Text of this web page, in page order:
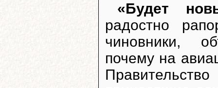
«Будет
радостно
чиновники,
почему на